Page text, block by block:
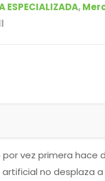
ESPECIALIZADA,
vez primera hace
no desplaza